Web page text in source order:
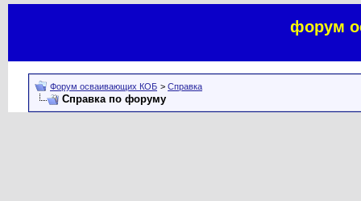
форум
Форум осваивающих КОБ > Справка
Справка по форуму